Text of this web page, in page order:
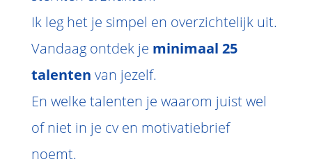
Ik leg het je simpel en overzichtelijk uit.
Vandaag ontdek je minimaal 25
talenten van jezelf.
En welke talenten je waarom juist wel
of niet in je cv en motivatiebrief
noemt.